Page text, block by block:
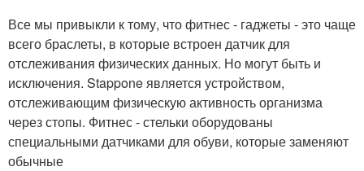
Все мы привыкли к тому, что фитнес - гаджеты - это чаще
всего браслеты, в которые встроен датчик для
отслеживания физических данных. Но могут быть и
исключения. Stappone является устройством,
отслеживающим физическую активность организма
через стопы. Фитнес - стельки оборудованы
специальными датчиками для обуви, которые заменяют
обычные